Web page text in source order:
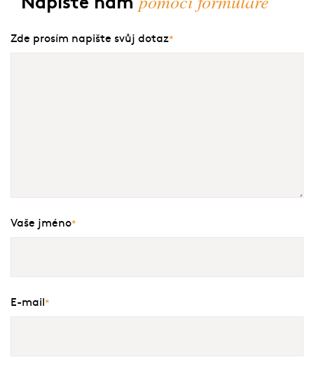
Napište nám
Zde prosím napište svůj dotaz*
Vaše jméno*
E-mail *